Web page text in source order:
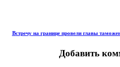
Встречу на границе провели главы
Добавить